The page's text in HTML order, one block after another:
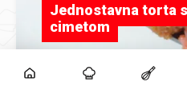
Jednostavna torta
cimetom